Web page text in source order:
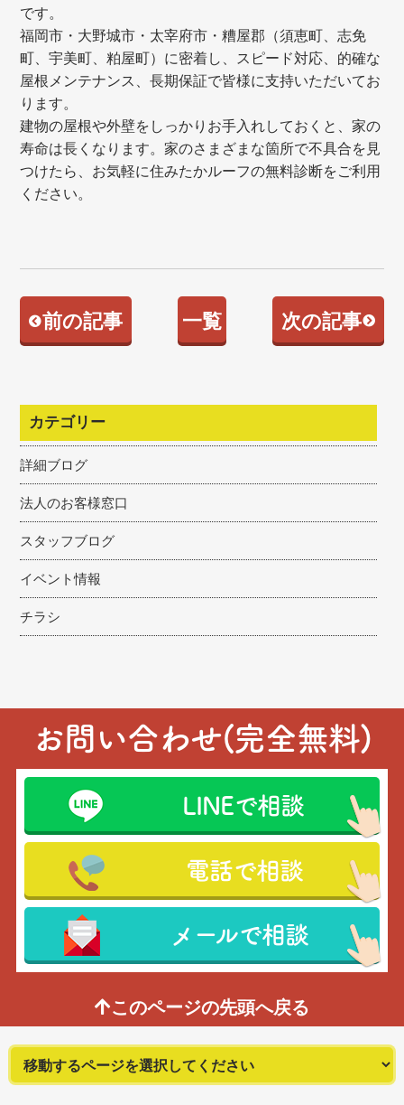
です。
福岡市・大野城市・太宰府市・糟屋郡（須恵町、志免
町、宇美町、粕屋町）に密着し、スピード対応、的確な
屋根メンテナンス、長期保証で皆様に支持いただいてお
ります。
建物の屋根や外壁をしっかりお手入れしておくと、家の
寿命は長くなります。家のさまざまな箇所で不具合を見
つけたら、お気軽に住みたかルーフの無料診断をご利用
ください。
前の記事 一覧 次の記事
カテゴリー
詳細ブログ
法人のお客様窓口
スタッフブログ
イベント情報
チラシ
お問い合わせ(完全無料)
LINEで相談
電話で相談
メールで相談
このページの先頭へ戻る